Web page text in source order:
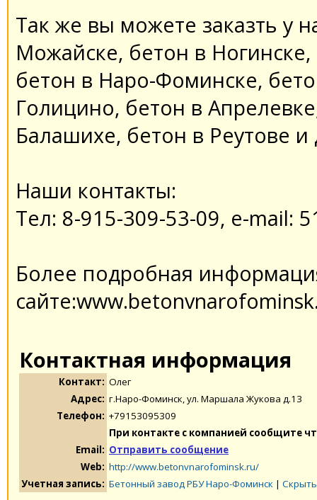
Так же вы можете заказть у
Можайске, бетон в
бетон в Наро-Фоминске,
Голицино, бетон в
Балашихе, бетон в Реутове и
Наши контакты:
Тел: 8-915-309-53-09, e-mail:
Более подробная
Контактная информация
Контакт: Олег
Адрес: г.Наро-Фоминск, ул. Маршала Жукова д.13
Телефон: +79153095309
При контакте с компанией сообщите
Email: Отправить сообщение
Web: http://www.betonvnarofominsk.ru/
Учетная запись: Бетонный завод РБУ Наро-Фоминск |